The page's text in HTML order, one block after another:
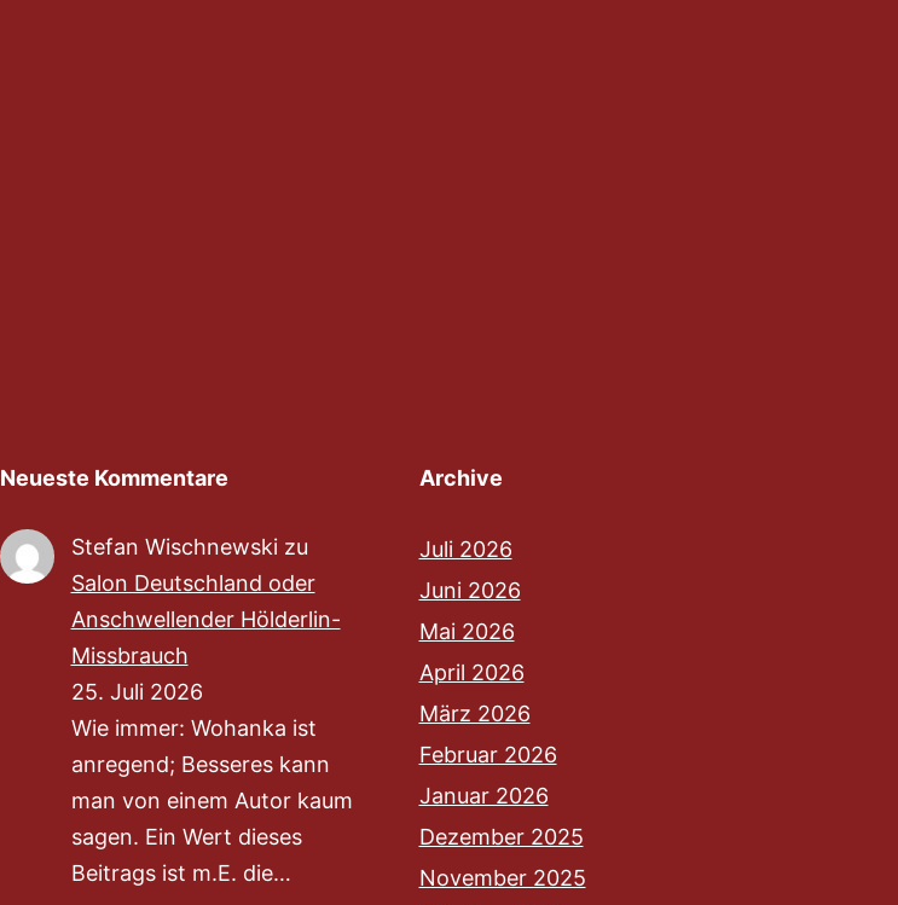
Neueste Kommentare
Stefan Wischnewski zu
Salon Deutschland oder
Anschwellender Hölderlin-
Missbrauch
25. Juli 2026
Wie immer: Wohanka ist
anregend; Besseres kann
man von einem Autor kaum
sagen. Ein Wert dieses
Beitrags ist m.E. die…
Archive
Juli 2026
Juni 2026
Mai 2026
April 2026
März 2026
Februar 2026
Januar 2026
Dezember 2025
November 2025